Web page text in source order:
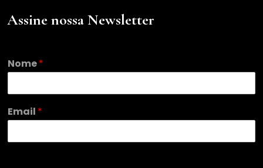
Assine nossa Newsletter
Nome*
N
o
e
Email *